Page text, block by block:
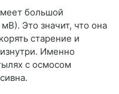
большой
Это значит, что она
старение и
Именно
с осмосом